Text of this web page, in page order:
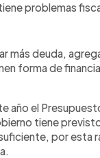
problemas
más deuda,
forma de
año el
tiene
por esta